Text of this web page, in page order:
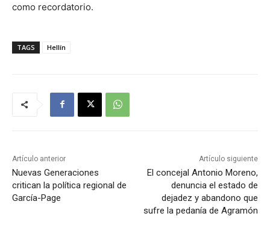
como recordatorio.
TAGS Hellín
Artículo anterior
Nuevas Generaciones
critican la política regional de
García-Page
Artículo siguiente
El concejal Antonio Moreno,
denuncia el estado de
dejadez y abandono que
sufre la pedanía de Agramón